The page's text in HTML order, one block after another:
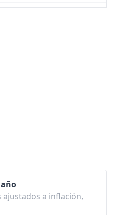
595.16
ajustados a inflación,